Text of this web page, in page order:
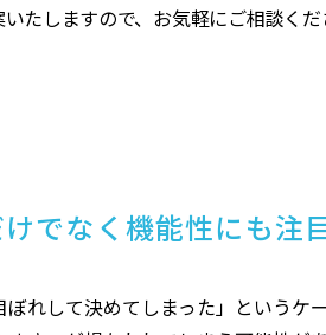
たしますので、お気軽にご相談くだ
でなく機能性にも注
ぼれして決めてしまった」というケ